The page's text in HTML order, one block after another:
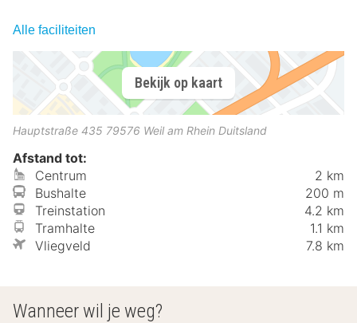
Alle faciliteiten
Bekijk op kaart
Hauptstraße 435 79576 Weil am Rhein Duitsland
Afstand tot:
Centrum
2 km
Bushalte
200 m
Treinstation
4.2 km
Tramhalte
1.1 km
Vliegveld
7.8 km
Wanneer wil je weg?